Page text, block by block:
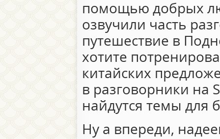
помощью добрых
озвучили часть
путешествие в
хотите
китайских
в разговорники на
найдутся темы для
Ну а впереди,